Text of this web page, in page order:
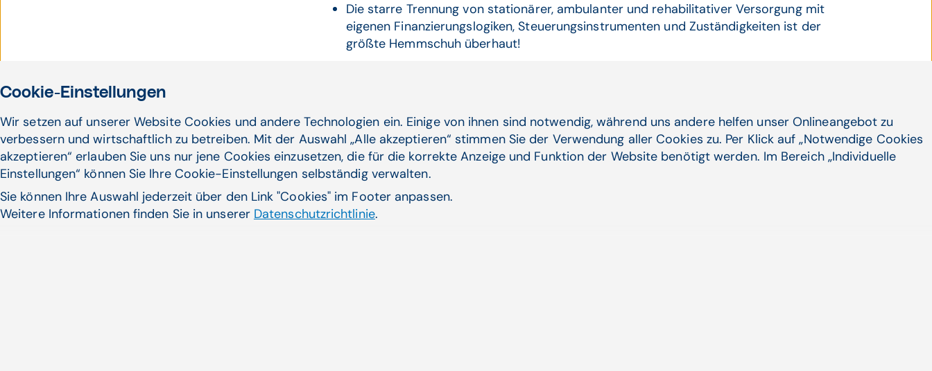
Die starre Trennung von stationärer, ambulanter und rehabilitativer Versorgung mit
eigenen Finanzierungslogiken, Steuerungsinstrumenten und Zuständigkeiten ist der
größte Hemmschuh überhaut!
Kompetenz"wirr-warr" zwischen Bund, Ländern und
Sozialversicherung
Gesundheitsversorgung wird fragmentiert gesteuert, Kompetenzen zwischen
Cookie-Einstellungen
Wir setzen auf unserer Website Cookies und andere Technologien ein. Einige von ihnen sind notwendig, während uns andere helfen unser Onlineangebot zu
verbessern und wirtschaftlich zu betreiben. Mit der Auswahl „Alle akzeptieren“ stimmen Sie der Verwendung aller Cookies zu. Per Klick auf „Notwendige Cookies
akzeptieren“ erlauben Sie uns nur jene Cookies einzusetzen, die für die korrekte Anzeige und Funktion der Website benötigt werden. Im Bereich „Individuelle
Einstellungen“ können Sie Ihre Cookie-Einstellungen selbständig verwalten.
Sie können Ihre Auswahl jederzeit über den Link "Cookies" im Footer anpassen.
Weitere Informationen finden Sie in unserer Datenschutzrichtlinie.